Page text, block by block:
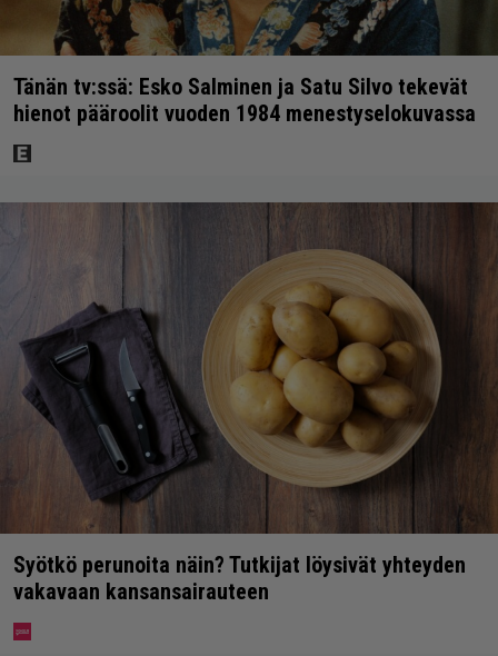
Tänän tv:ssä: Esko Salminen ja Satu Silvo tekevät
hienot pääroolit vuoden 1984 menestyselokuvassa
Syötkö perunoita näin? Tutkijat löysivät yhteyden
vakavaan kansansairauteen